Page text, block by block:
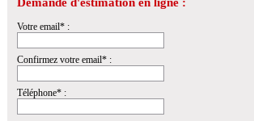
Votre email* :
Confirmez votre email* :
Téléphone* :